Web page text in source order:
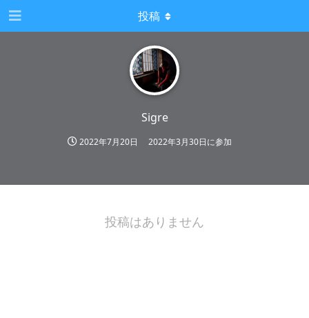
Sigre
2022年7月20日 2022年3月30日に参加
投稿
投稿はありません